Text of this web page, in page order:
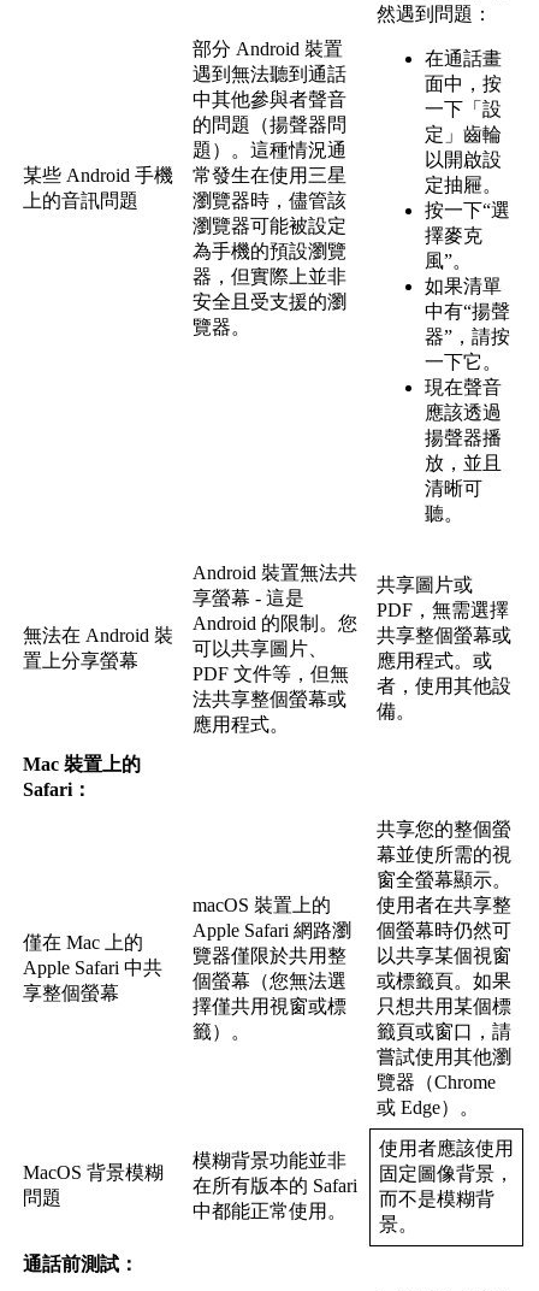
某些 Android 手機
上的音訊問題
部分 Android 裝置
遇到無法聽到通話
中其他參與者聲音
的問題 （揚聲器問
題 ） 。這種情況通
常發生在使用 三星
瀏覽器時 ，儘管該
瀏覽器可能被設定
為手機的預設瀏覽
器 ，但實際 上並非
安全 且 受支援的瀏
覽器。
然遇到 問題 ：
在通話畫
面中 ，按
一下 「設
定 」齒輪
以 開啟設
定抽屜。
按一下“選
擇麥克
風”。
如果清單
中有“揚聲
器” ，請按
一下它 。
現在聲音
應該透過
揚聲器播
放 ， 並 且
清晰可
聽。
無法在 Android 裝
置 上分享螢幕
Android 裝置無法共
享螢幕 - 這是
Android 的限制 。您
可以共享圖 片
PDF 文件等 ，但無
法共享整個螢幕或
應用程式。
共享圖 片或
PDF ，無需選擇
共享整個螢幕或
應用程式。或
者 ，使用其他設
備。
Mac 裝置 上的
Safari ：
僅在 Mac 上的
Apple Safari 中共
享整個螢幕
macOS 裝置 上的
Apple Safari 網路瀏
覽器僅限於共用整
個螢幕 （您無法選
擇僅共用視窗或標
籤） 。
共享您的整個螢
幕並使所需的視
窗全螢幕顯示。
使用者在共享整
個螢幕時仍然可
以共享某個視窗
或標籤頁。如果
只想共用某個標
籤頁或窗口 ，請
嘗試使用其他瀏
覽器 （Chrome
或 Edge） 。
MacOS 背景模糊
問題
模糊背景功能並非
在所有版本的 Safari
中都能正常使用 。
使用者應該使用
固 定圖像背景，
而不是模糊背
景。
通話前測試 ：